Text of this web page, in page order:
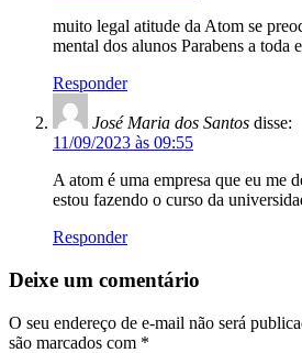
muito legal atitude da Atom se
mental dos alunos Parabens a toda
Responder
José Maria dos Santos disse:
11/09/2023 às 09:55
A atom é uma empresa que eu me
estou fazendo o curso da
Responder
Deixe um comentário
O seu endereço de e-mail não será
são marcados com *